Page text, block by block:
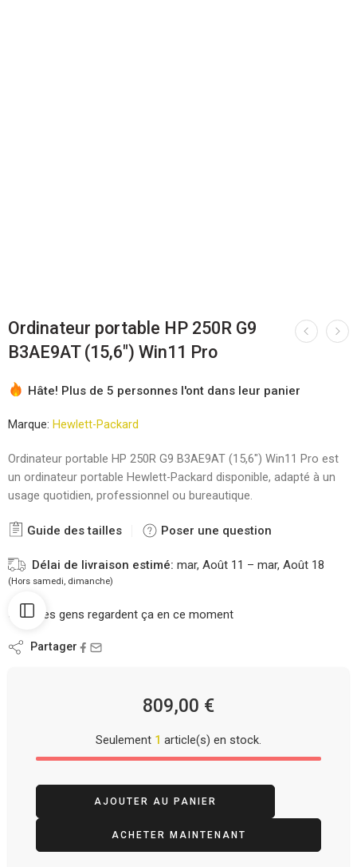
Ordinateur portable HP 250R G9
B3AE9AT (15,6″) Win11 Pro
Hâte! Plus de 5 personnes l'ont dans leur panier
Marque: Hewlett-Packard
Ordinateur portable HP 250R G9 B3AE9AT (15,6″) Win11 Pro est
un ordinateur portable Hewlett-Packard disponible, adapté à un
usage quotidien, professionnel ou bureautique.
Guide des tailles Poser une question
Délai de livraison estimé: mar, Août 11 – mar, Août 18
(Hors samedi, dimanche)
9 les gens regardent ça en ce moment
Partager
809,00 €
Seulement 1 article(s) en stock.
AJOUTER AU PANIER
ACHETER MAINTENANT